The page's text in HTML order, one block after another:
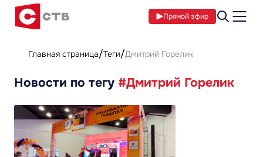
Прямой эфир
Главная страница Теги Дмитрий Горелик
Новости по тегу #Дмитрий Горелик